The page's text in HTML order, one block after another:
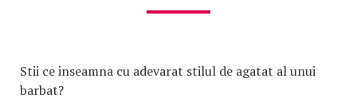
Stii ce inseamna cu adevarat stilul de agatat al unui
barbat?